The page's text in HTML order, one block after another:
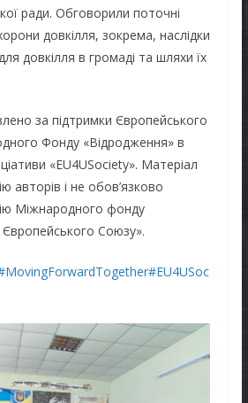
ради. Обговорили поточні
довкілля, зокрема, наслідки
для довкілля в громаді та шляхи їх
за підтримки Європейського
Фонду «Відродження» в
«EU4USociety». Матеріал
авторів і не обов’язково
Міжнародного фонду
Союзу».
#EU4USoc